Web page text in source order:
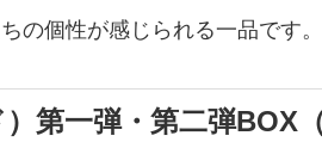
の個性が感じられる一品です。
第一弾・第二弾BOX（